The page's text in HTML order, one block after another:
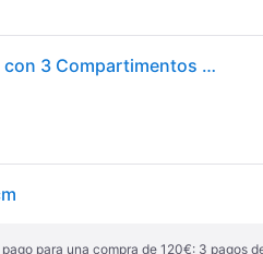
HOMCOM Estantería Infantil de Madera con 3 Compartimentos 2 Cubos y Cajón Móvil con 4 Ruedas 60x29,9x90 cm Gris Aosom España
para una compra de 120€: 3 pagos